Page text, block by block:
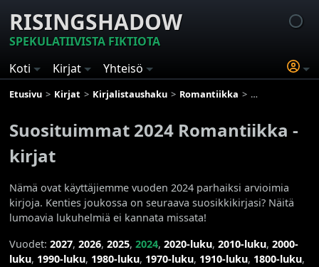
RISINGSHADOW
SPEKULATIIVISTA FIKTIOTA
Koti
Kirjat Yhteisö
Etusivu Kirjat Kirjalistaushaku Romantiikka Suosituimmat
Suosituimmat 2024 Romantiikka -
kirjat
Nämä ovat käyttäjiemme vuoden 2024 parhaiksi arvioimia
kirjoja. Kenties joukossa on seuraava suosikkikirjasi? Näitä
lumoavia lukuhelmiä ei kannata missata!
Vuodet:2027,2026,2025,2024,2020-luku,2010-luku,2000-
luku, 1990-luku, 1980-luku, 1970-luku, 1910-luku, 1800-luku,